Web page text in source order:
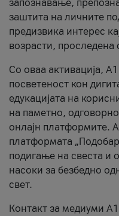
запознавање,
заштита на личните
предизвика интерес
возрасти,
Со оваа активација, А1
посветеност кон
едукацијата на
на паметно,
онлајн платформите.
платформата
подигање на свеста и
насоки за безбедно
свет.
Контакт за медиуми